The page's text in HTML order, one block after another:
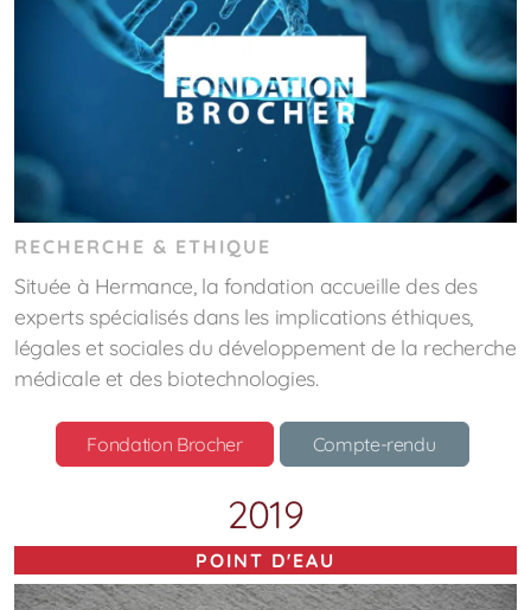
RECHERCHE & ETHIQUE
Située à Hermance, la fondation accueille des des
experts spécialisés dans les implications éthiques,
légales et sociales du développement de la recherche
médicale et des biotechnologies.
Fondation Brocher Compte-rendu
2019
POINT D'EAU